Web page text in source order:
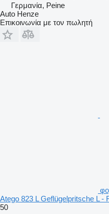
Γερμανία, Peine
Auto Henze
Επικοινωνία με τον πωλητή
Atego 823 L Geflügelpritsche L -
50